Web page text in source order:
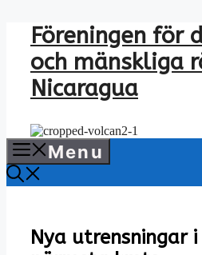
content
Föreningen för
och mänskliga
Nicaragua
Menu
Nya utrensningar